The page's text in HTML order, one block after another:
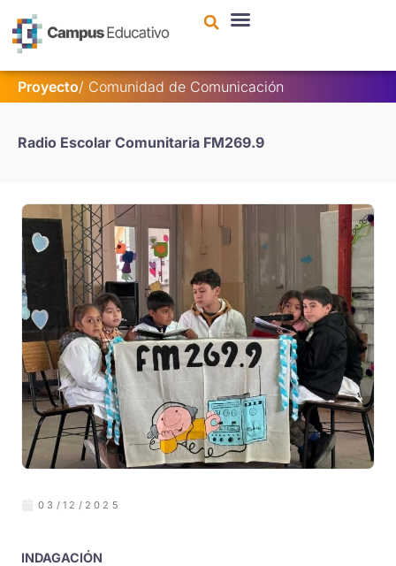
Proyecto/ Comunidad de Comunicación
Radio Escolar Comunitaria FM269.9
03/12/2025
INDAGACIÓN